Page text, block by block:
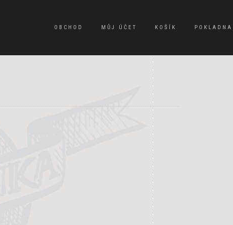
OBCHOD MŮJ ÚČET KOŠÍK POKLADNA